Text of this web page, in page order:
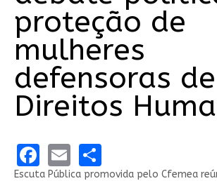
proteção de
mulheres
defensoras de
Direitos
Facebook
EmailShare
Escuta Pública promovida pelo Cfemea